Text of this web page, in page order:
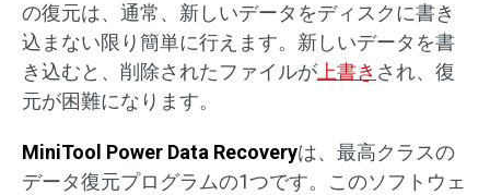
の復元は、通常、新しいデータをディスクに書き
込まない限り簡単に行えます。新しいデータを書
き込むと、削除されたファイルが上書き され、復
元が困難になります。
MiniTool Power Data Recoveryは、最高クラスの
データ復元プログラムの1つです。このソフトウェ